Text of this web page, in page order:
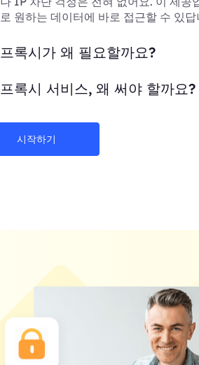
로 원하는 데이터에 바로 접근할 수 있답
프록시가 왜 필요할까요?
프록시 서비스, 왜 써야 할까요?
시작하기